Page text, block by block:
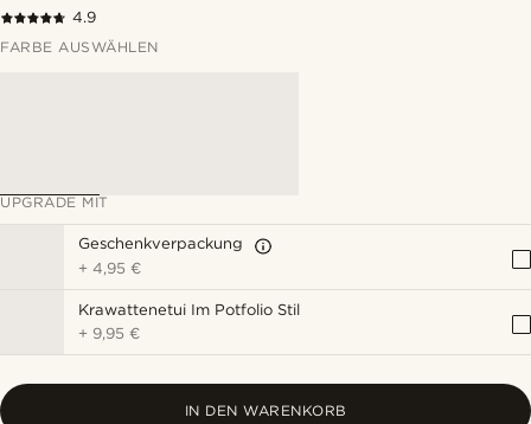
4.9
FARBE AUSWÄHLEN
UPGRADE MIT
Geschenkverpackung
+4,95 €
Krawattenetui Im Potfolio Stil
+ 9,95 €
IN DEN WARENKORB